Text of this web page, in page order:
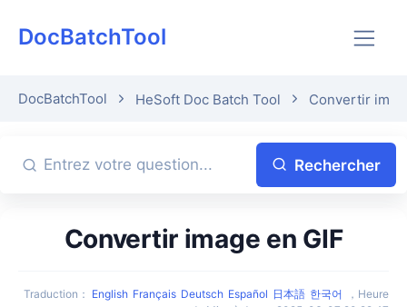
DocBatchTool
DocBatchTool HeSoft Doc Batch Tool Convertir
Rechercher
Convertir image en GIF
Traduction ： English Français Deutsch Español 日本語 한국어 ， Heure